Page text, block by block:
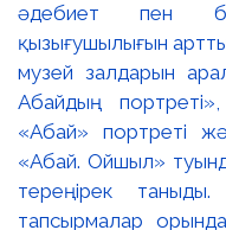
әдебиет пен
қызығушылығын
музей залдарын
Абайдың
«Абай» портреті
«Абай. Ойшыл»
тереңірек
тапсырмалар